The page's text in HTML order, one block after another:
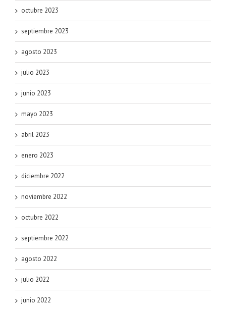
octubre 2023
septiembre 2023
agosto 2023
julio 2023
junio 2023
mayo 2023
abril 2023
enero 2023
diciembre 2022
noviembre 2022
octubre 2022
septiembre 2022
agosto 2022
julio 2022
junio 2022